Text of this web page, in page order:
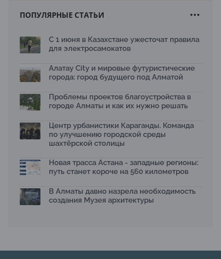
Новый Строительный кодекс: что изменилось для
17.07.2026
рободоставки в Астане
15.07.2026
2026 принимает заявки до 31 июля
13.07.2026
темой новой выставки в «Целинном»
13.07.2026
Қазақстан»: воспитанники подарили вторую жизнь
отходам
08.07.2026
Ко Дню столицы в Нуре благоустроили шесть
общественных пространств
06.07.2026
МЧС усилило мониторинг рек и моренных озер после
ПОПУЛЯРНЫЕ СТАТЬИ
С 1 июня в Казахстане ужесточат правила
для электросамокатов
Алатау City и мировые футуристические
города: город будущего под Алматой
Проблемы проектов благоустройства в
городе Алматы и как их нужно решать
Центр урбанистики Караганды. Команда
по улучшению городской среды
шахтёрской столицы
Новая трасса Астана - западные регионы:
путь станет короче на 560 километров
В Алматы давно назрела необходимость
создания Музея архитектуры